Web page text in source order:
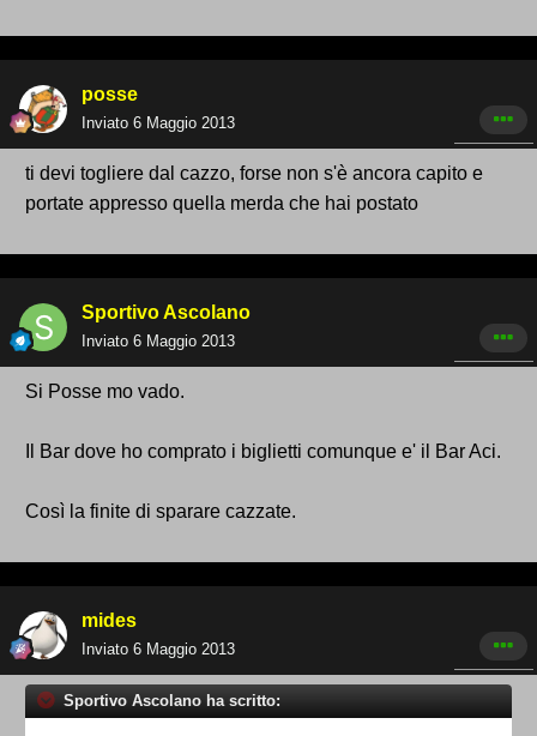
posse
Inviato 6 Maggio 2013
ti devi togliere dal cazzo, forse non s'è ancora capito e
portate appresso quella merda che hai postato
Sportivo Ascolano
Inviato 6 Maggio 2013
Si Posse mo vado.
Il Bar dove ho comprato i biglietti comunque e' il Bar Aci.
Così la finite di sparare cazzate.
mides
Inviato 6 Maggio 2013
Sportivo Ascolano ha scritto: